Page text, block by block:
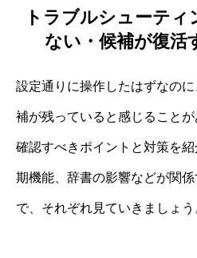
トラブルシューティ
ない・候補が復活
設定通りに操作したはずなの
補が残っていると感じること
確認すべきポイントと対策を
期機能、辞書の影響などが関
で、それぞれ見ていきましょう